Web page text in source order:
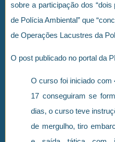
sobre a participação dos
de Polícia Ambiental” que
de Operações Lacustres da
O post publicado no portal da
O curso foi iniciado com
17 conseguiram se
dias, o curso teve
de mergulho, tiro